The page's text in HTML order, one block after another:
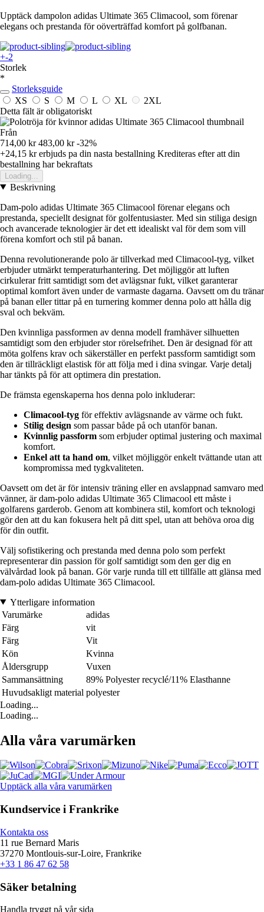
Upptäck dampolon adidas Ultimate 365 Climacool, som förenar
elegans och prestanda för oöverträffad komfort på golfbanan.
+-2
Storlek
*
Storleksguide
XS
S M L XL
2XL
Detta fält är obligatoriskt
Från
714,00 kr 483,00 kr -32%
+24,15 krerbjuds pa din nasta bestallning Krediteras efter att din
bestallning har bekraftats
Loading...
Beskrivning
Dam-polo adidas Ultimate 365 Climacool förenar elegans och
prestanda, speciellt designat för golfentusiaster. Med sin stiliga design
och avancerade teknologier är det ett idealiskt val för dem som vill
förena komfort och stil på banan.
Denna revolutionerande polo är tillverkad med Climacool-tyg, vilket
erbjuder utmärkt temperaturhantering. Det möjliggör att luften
cirkulerar fritt samtidigt som det avlägsnar fukt, vilket garanterar
optimal komfort även under de varmaste dagarna. Oavsett om du tränar
på banan eller tittar på en turnering kommer denna polo att hålla dig
sval och bekväm.
Den kvinnliga passformen av denna modell framhäver silhuetten
samtidigt som den erbjuder stor rörelsefrihet. Den är designad för att
möta golfens krav och säkerställer en perfekt passform samtidigt som
den är tillräckligt elastisk för att följa med i dina svingar. Varje detalj
har tänkts på för att optimera din prestation.
De främsta egenskaperna hos denna polo inkluderar:
Climacool-tyg för effektiv avlägsnande av värme och fukt.
Stilig design som passar både på och utanför banan.
Kvinnlig passform som erbjuder optimal justering och maximal
komfort.
Enkel att ta hand om, vilket möjliggör enkelt tvättande utan att
kompromissa med tygkvaliteten.
Oavsett om det är för intensiv träning eller en avslappnad samvaro med
vänner, är dam-polo adidas Ultimate 365 Climacool ett måste i
golfarens garderob. Genom att kombinera stil, komfort och teknologi
gör den att du kan fokusera helt på ditt spel, utan att behöva oroa dig
för din outfit.
Välj sofistikering och prestanda med denna polo som perfekt
representerar din passion för golf samtidigt som den ger dig en
välvårdad look på banan. Gör varje runda till ett tillfälle att glänsa med
dam-polo adidas Ultimate 365 Climacool.
Ytterligare information
Varumärke
adidas
Färg
vit
Färg
Vit
Kön
Kvinna
Åldersgrupp
Vuxen
Sammansättning
89% Polyester recyclé/11% Elasthanne
Huvudsakligt material polyester
Loading...
Loading...
Alla våra varumärken
Upptäck alla våra varumärken
Kundservice i Frankrike
Kontakta oss
11 rue Bernard Maris
37270 Montlouis-sur-Loire, Frankrike
+33 1 86 47 62 58
Säker betalning
Handla tryggt på vår sida